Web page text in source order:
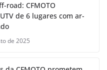
road: CFMOTO
de 6 lugares com ar-
de 2025